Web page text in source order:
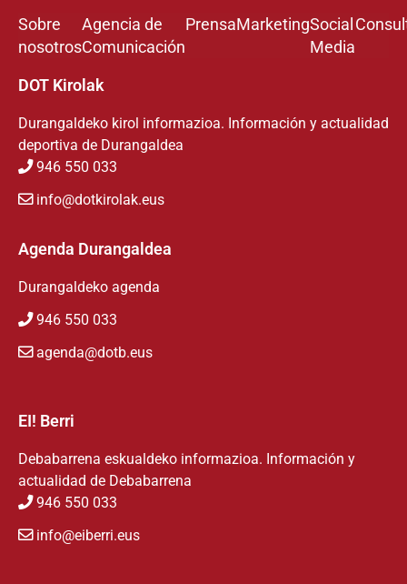
Sobre
nosotros
Agencia de
Comunicación
PrensaMarketingSocial
Media
DOT Kirolak
Durangaldeko kirol informazioa. Información y actualidad
deportiva de Durangaldea
946 550 033
info@dotkirolak.eus
Agenda Durangaldea
Durangaldeko agenda
946 550 033
agenda@dotb.eus
EI! Berri
Debabarrena eskualdeko informazioa. Información y
actualidad de Debabarrena
946 550 033
info@eiberri.eus